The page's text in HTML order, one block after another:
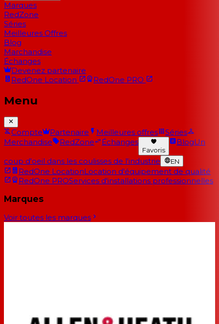
Marques
RedZone
Séries
Meilleures Offres
Blog
Marchandise
Échanges
Devenez partenaire
RedOne Location RedOne PRO
Menu
Compte Partenaire Meilleures offres
Séries
Merchandise
RedZone Échanges
Favoris
BlogUn
coup d'oeil dans les coulisses de l'industrie EN
RedOne LocationLocation d'équipement de qualité
RedOne PROServices d'installations professionnelles
Marques
Voir toutes les marques